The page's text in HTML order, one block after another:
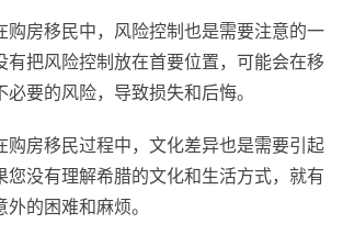
购房移民中，风险控制也是需要注意的一
有把风险控制放在首要位置，可能会在移
要的风险，导致损失和后悔。
购房移民过程中，文化差异也是需要引起
您没有理解希腊的文化和生活方式，就有
的困难和麻烦。